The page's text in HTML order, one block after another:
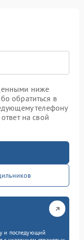
ниже
обратиться в
телефону
на свой
и последующий